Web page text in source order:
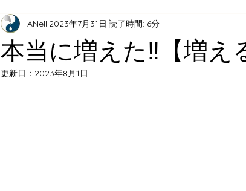
本当に増えた‼️【増え
ANell 2023年7月31日 読了時間: 6分
更新日： 2023年8月1日